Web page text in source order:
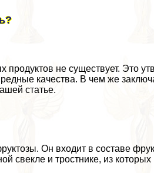
не существует. Это
качества. В чем же
статье.
Он входит в составе
свекле и тростнике, из которых